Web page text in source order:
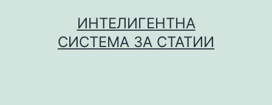
ИНТЕЛИГЕНТНА
СИСТЕМА ЗА СТАТИИ